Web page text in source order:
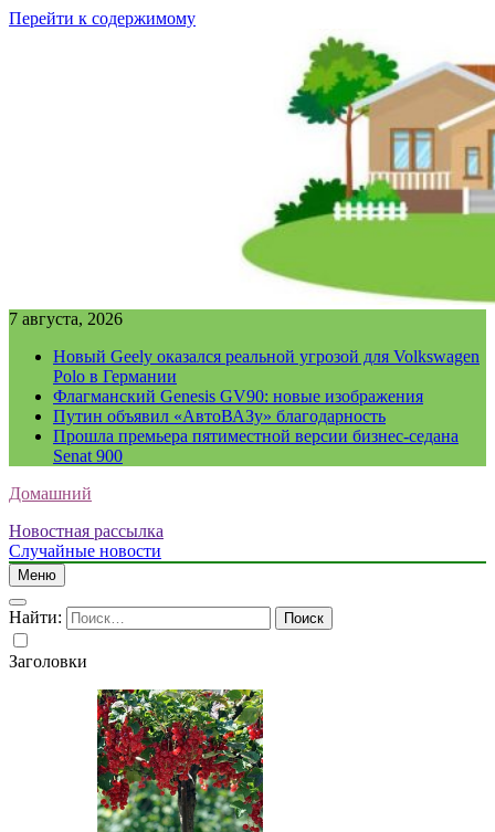
Перейти к содержимому
7 августа, 2026
Новый Geely оказался реальной угрозой для Volkswagen
Polo в Германии
Флагманский Genesis GV90: новые изображения
Путин объявил «АвтоВАЗу» благодарность
Прошла премьера пятиместной версии бизнес-седана
Senat 900
Домашний
Новостная рассылка
Случайные новости
Меню
Найти:
Заголовки